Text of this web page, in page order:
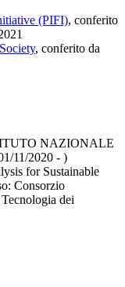
(PIFI), conferito
, conferito da
NAZIONALE
11/2020 - )
for Sustainable
Consorzio
dei